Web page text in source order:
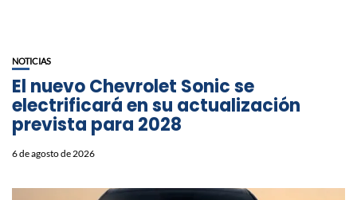
NOTICIAS
El nuevo Chevrolet Sonic se
electrificará en su actualización
prevista para 2028
6 de agosto de 2026